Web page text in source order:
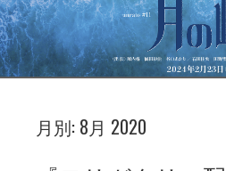
月別: 8月 2020